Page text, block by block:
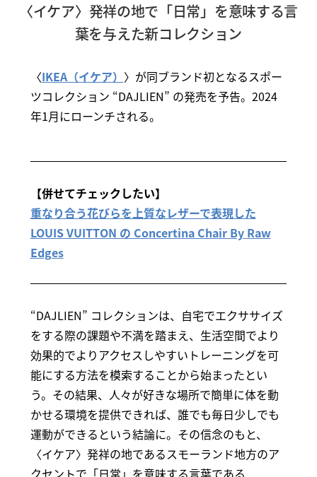
〈イケア〉発祥の地で「日常」を意味する言
葉を与えた新コレクション
〈IKEA（イケア） 〉が同ブランド初となるスポー
ツコレクション “DAJLIEN” の発売を予告。2024
年1月にローンチされる。
【併せてチェックしたい】
重なり合う花びらを上質なレザーで表現した
LOUIS VUITTON の Concertina Chair By Raw
Edges
“DAJLIEN” コレクションは、自宅でエクササイズ
をする際の課題や不満を踏まえ、生活空間でより
効果的でよりアクセスしやすいトレーニングを可
能にする方法を模索することから始まったとい
う。その結果、人々が好きな場所で簡単に体を動
かせる環境を提供できれば、誰でも毎日少しでも
運動ができるという結論に。その信念のもと、
〈イケア〉発祥の地であるスモーランド地方のア